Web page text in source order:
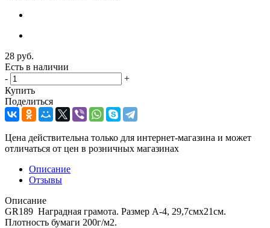
28 руб.
Есть в наличии
-
+
Купить
Поделиться
Цена действительна только для интернет-магазина и может
отличаться от цен в розничных магазинах
Описание
Отзывы
Описание
GR189 Наградная грамота. Размер А-4, 29,7смx21см.
Плотность бумаги 200г/м2.